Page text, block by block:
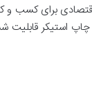
برای کسب
چاپ استیکر